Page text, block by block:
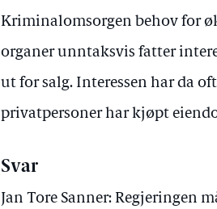
Kriminalomsorgen behov for
organer unntaksvis fatter
ut for salg. Interessen har da
privatpersoner har kjøpt
Svar
Jan Tore Sanner: Regjeringen